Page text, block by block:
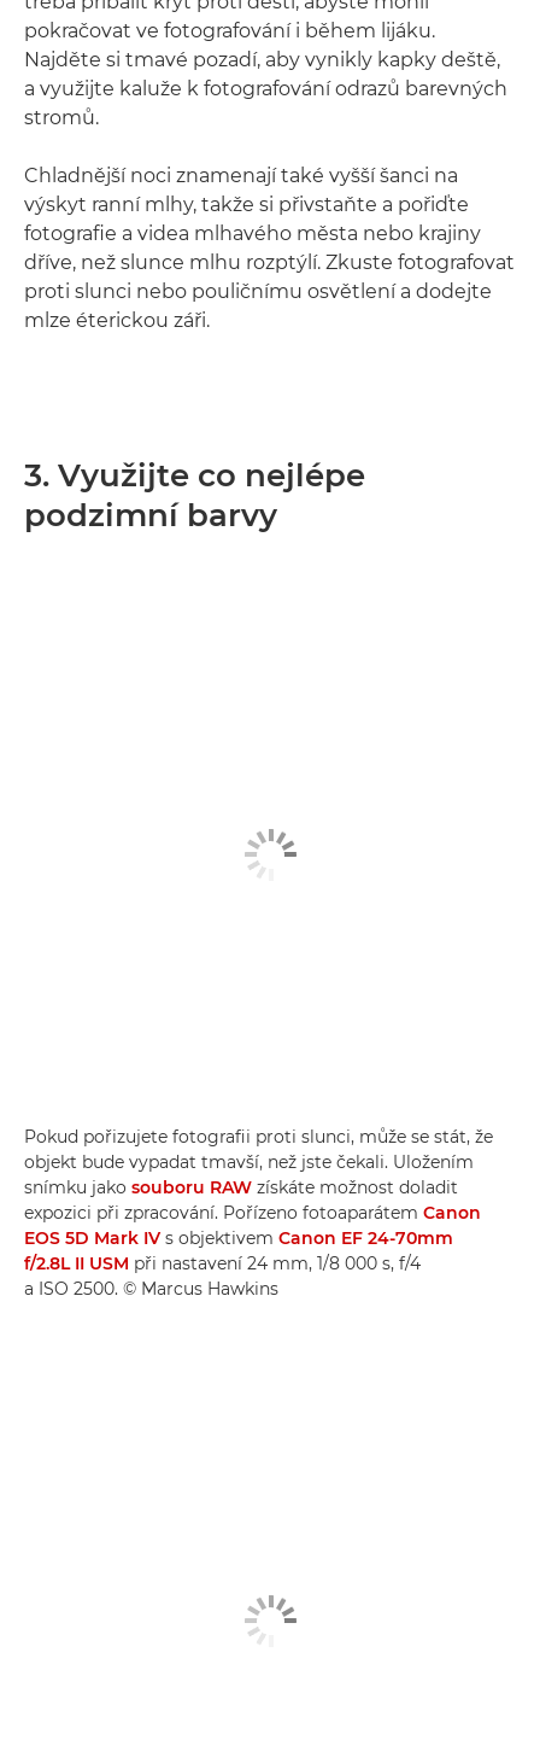
pokračovat ve fotografování i během lijáku.
Najděte si tmavé pozadí, aby vynikly kapky deště,
a využijte kaluže k fotografování odrazů barevných
stromů.
Chladnější noci znamenají také vyšší šanci na
výskyt ranní mlhy, takže si přivstaňte a pořiďte
fotografie a videa mlhavého města nebo krajiny
dříve, než slunce mlhu rozptýlí. Zkuste fotografovat
proti slunci nebo pouličnímu osvětlení a dodejte
mlze éterickou záři.
3. Využijte co nejlépe
podzimní barvy
Pokud pořizujete fotografii proti slunci, může se stát, že
objekt bude vypadat tmavší, než jste čekali. Uložením
snímku jako souboru RAW získáte možnost doladit
expozici při zpracování. Pořízeno fotoaparátem Canon
EOS 5D Mark IV s objektivem Canon EF 24-70mm
f/2.8L II USM při nastavení 24 mm, 1/8 000 s, f/4
a ISO 2500. © Marcus Hawkins